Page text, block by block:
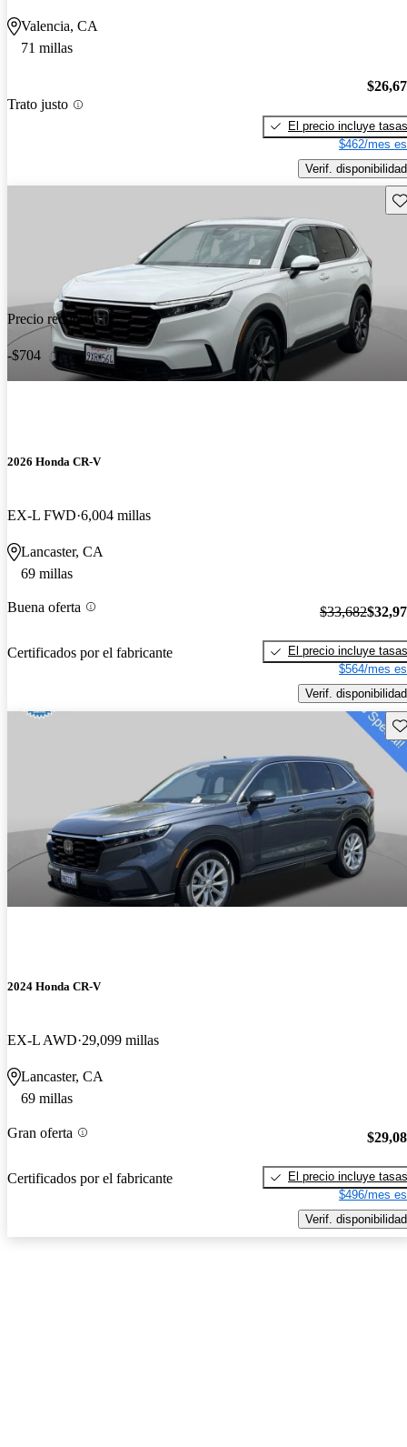
Valencia, CA
71 millas
Trato justo
El precio incluye tasas
$462/mes
Verif. disponibilidad
Precio reducido
-$704
2026 Honda CR-V
EX-L FWD 6,004 millas
Lancaster, CA
69 millas
Buena oferta
Certificados por el fabricante
$33,682
El precio incluye tasas
$564/mes
Verif. disponibilidad
2024 Honda CR-V
EX-L AWD 29,099 millas
Lancaster, CA
69 millas
Gran oferta
Certificados por el fabricante
El precio incluye tasas
$496/mes
Verif. disponibilidad